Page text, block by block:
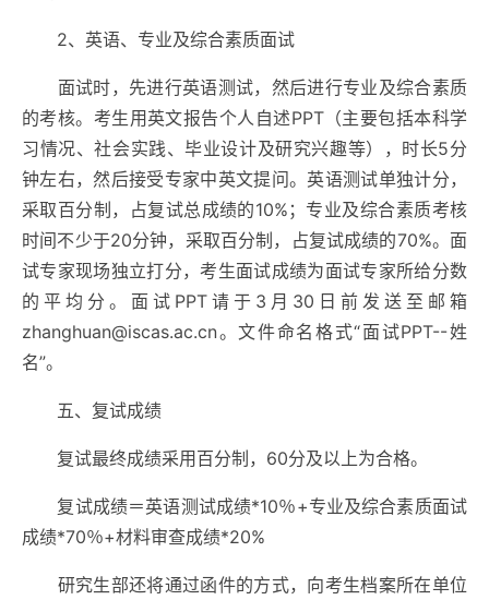
2、英语、专业及综合素质面试
面试时，先进行英语测试，然后进行专业及综合素质
的考核。考生用英文报告个人自述PPT（主要包括本科学
习情况、社会实践、毕业设计及研究兴趣等），时长5分
钟左右，然后接受专家中英文提问。英语测试单独计分，
采取百分制，占复试总成绩的10%；专业及综合素质考核
时间不少于20分钟，采取百分制，占复试成绩的70%。面
试专家现场独立打分，考生面试成绩为面试专家所给分数
的平均分。面试PPT请于3月30日前发送至邮箱
zhanghuan@iscas.ac.cn。文件命名格式“面试PPT--姓
名”。
五、复试成绩
复试最终成绩采用百分制，60分及以上为合格。
复试成绩＝英语测试成绩*10％+专业及综合素质面试
成绩*70％+材料审查成绩*20%
研究生部还将通过函件的方式，向考生档案所在单位